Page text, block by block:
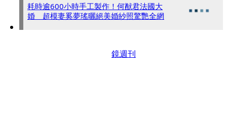
耗時逾600小時手工製作！何猷君法國大
婚 超模妻奚夢瑤曬絕美婚紗照驚艷全網
鏡週刊